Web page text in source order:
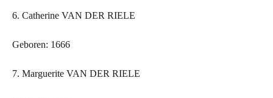
6. Catherine VAN DER RIELE
Geboren: 1666
7. Marguerite VAN DER RIELE